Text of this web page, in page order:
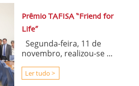
Prêmio TAFISA “Friend for
Life”
Segunda-feira, 11 de
novembro, realizou-se ...
Ler tudo >